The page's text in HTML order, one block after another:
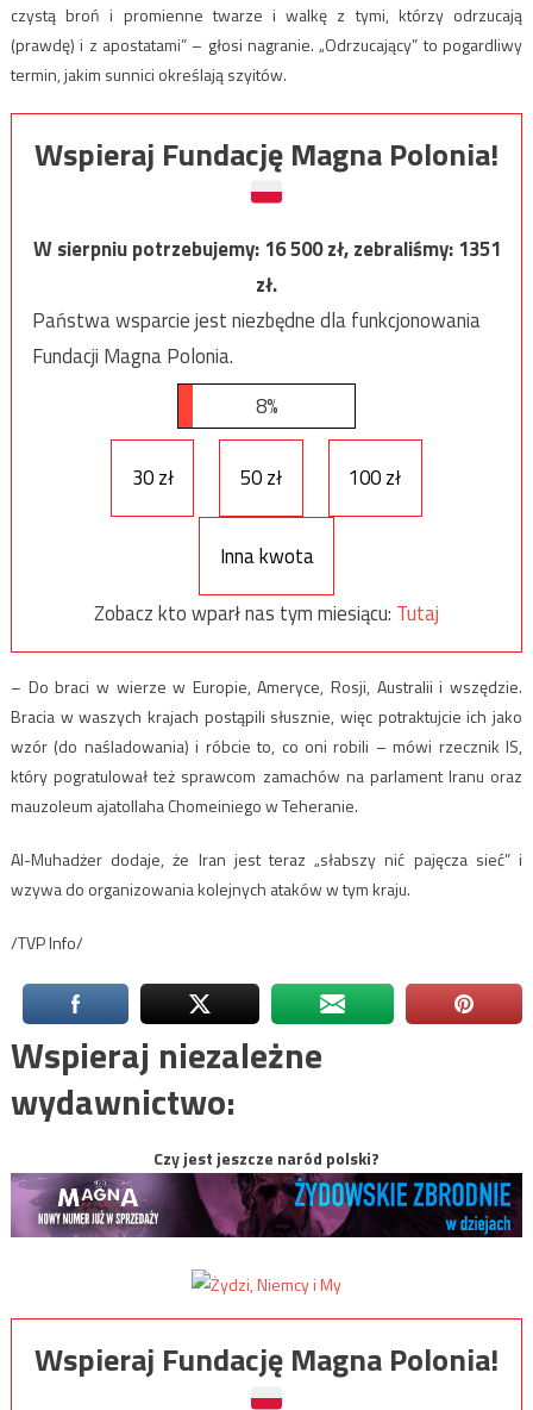
czystą broń i promienne twarze i walkę z tymi, którzy odrzucają
(prawdę) i z apostatami” – głosi nagranie. „Odrzucający” to pogardliwy
termin, jakim sunnici określają szyitów.
Wspieraj Fundację Magna Polonia!
W sierpniu potrzebujemy:16 500zł, zebraliśmy:1351
zł.
Państwa wsparcie jest niezbędne dla funkcjonowania
Fundacji Magna Polonia.
8%
30 zł 50 zł 100 zł
Inna kwota
Zobacz kto wparł nas tym miesiącu: Tutaj
– Do braci w wierze w Europie, Ameryce, Rosji, Australii i wszędzie.
Bracia w waszych krajach postąpili słusznie, więc potraktujcie ich jako
wzór (do naśladowania) i róbcie to, co oni robili – mówi rzecznik IS,
który pogratulował też sprawcom zamachów na parlament Iranu oraz
mauzoleum ajatollaha Chomeiniego w Teheranie.
Al-Muhadżer dodaje, że Iran jest teraz „słabszy nić pajęcza sieć” i
wzywa do organizowania kolejnych ataków w tym kraju.
/TVP Info/
Wspieraj niezależne
wydawnictwo:
Czy jest jeszcze naród polski?
Wspieraj Fundację Magna Polonia!